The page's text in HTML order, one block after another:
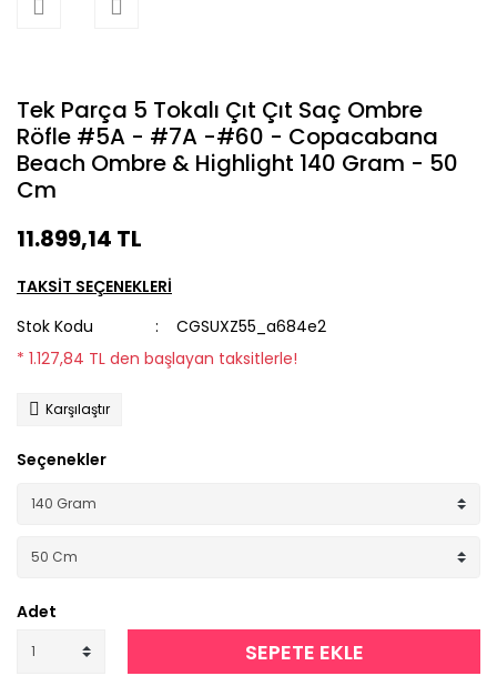
Tek Parça 5 Tokalı Çıt Çıt Saç Ombre
Röfle #5A - #7A -#60 - Copacabana
Beach Ombre & Highlight 140 Gram - 50
Cm
11.899,14 TL
TAKSİT SEÇENEKLERİ
Stok Kodu
CGSUXZ55_a684e2
* 1.127,84 TL den başlayan taksitlerle!
Karşılaştır
Seçenekler
Adet
SEPETE EKLE